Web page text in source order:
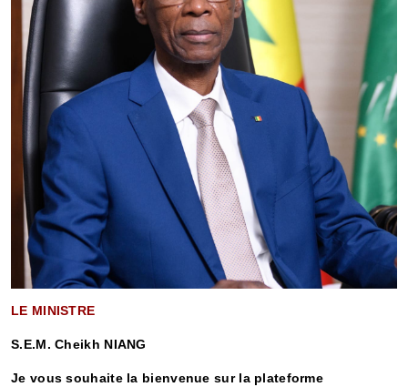
LE MINISTRE
S.E.M. Cheikh NIANG
Je vous souhaite la bienvenue sur la plateforme